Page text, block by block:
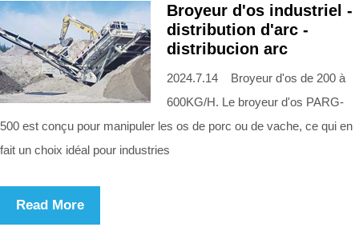
Broyeur d'os industriel -
distribution d'arc -
distribucion arc
2024.7.14 Broyeur d'os de 200 à
600KG/H. Le broyeur d'os PARG-
500 est conçu pour manipuler les os de porc ou de vache, ce qui en
fait un choix idéal pour industries
Read More